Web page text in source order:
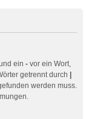
ein - vor ein Wort,
getrennt durch |
werden muss.